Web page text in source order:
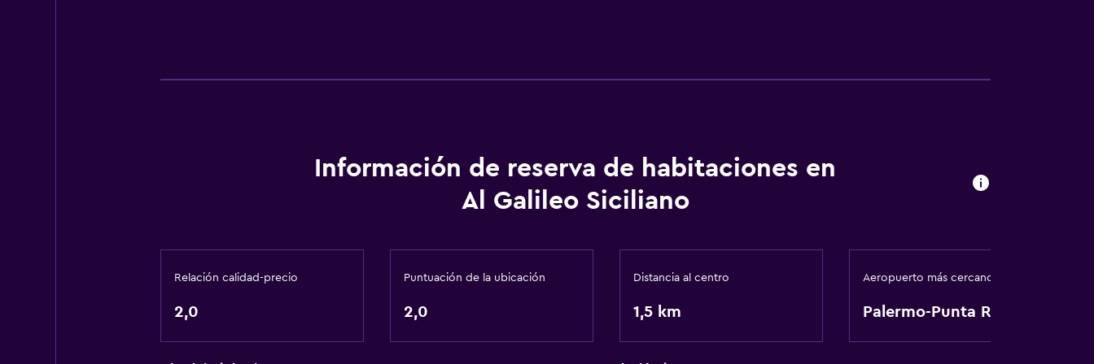
Información de reserva de habitaciones en
Al Galileo Siciliano
Relación calidad-precio
2,0
Puntuación de la ubicación
2,0
Distancia al centro
1,5 km
Aeropuerto más cercano
Palermo-Punta Raisi